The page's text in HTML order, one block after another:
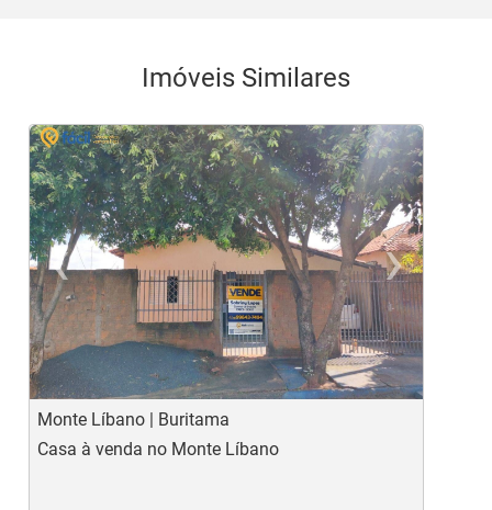
Imóveis Similares
‹
Previous
›
Monte Líbano | Buritama
Casa à venda no Monte Líbano